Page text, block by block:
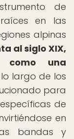
de
en las
alpinas
al siglo XIX,
como una
largo de los
para
de
en
bandas y